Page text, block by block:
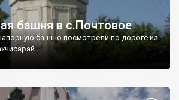
башня в с.Почтовое
башню посмотрели по дороге из